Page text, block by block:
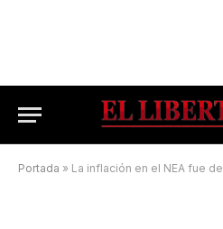
Portada » La inflación en el NEA fue del 3,5% en